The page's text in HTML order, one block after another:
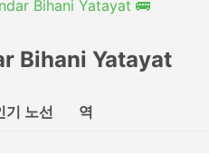
Bihani Yatayat 🚌
Bihani Yatayat
기 노선 역